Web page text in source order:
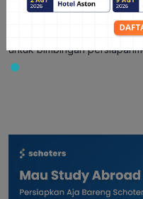
Butuh program lain
universitas luar negeri?
untuk bimbingan